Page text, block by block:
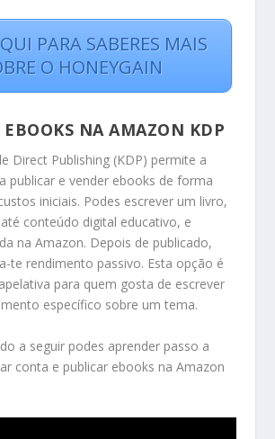
PARA SABERES MAIS
O HONEYGAIN
EBOOKS NA AMAZON KDP
Direct Publishing (KDP) permite a
publicar e vender ebooks de forma
iniciais. Podes escrever um livro,
conteúdo digital educativo, e
na Amazon. Depois de publicado,
te rendimento passivo. Esta opção é
para quem gosta de escrever
específico sobre um tema.
a seguir podes aprender passo a
conta e publicar ebooks na Amazon